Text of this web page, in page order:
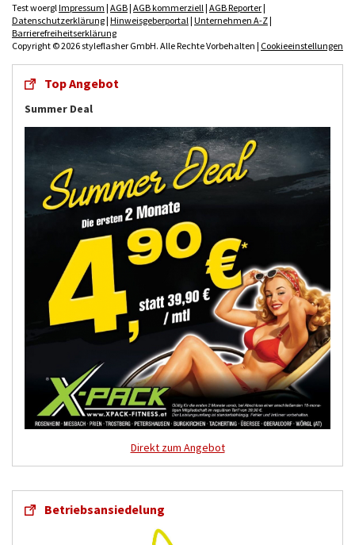
Test woerglImpressum | AGB| AGB kommerziell| AGB Reporter|
Datenschutzerklärung| Hinweisgeberportal| Unternehmen A-Z|
Barrierefreiheitserklärung
Copyright © 2026 styleflasher GmbH. Alle Rechte Vorbehalten | Cookieeinstellungen
Top Angebot
Summer Deal
Direkt zum Angebot
Betriebsansiedelung